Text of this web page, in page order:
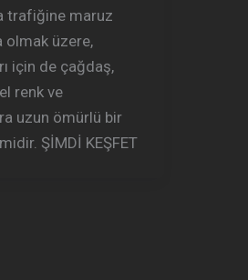
trafiğine maruz
olmak üzere,
için de çağdaş,
renk ve
uzun ömürlü bir
ŞİMDİ KEŞFET